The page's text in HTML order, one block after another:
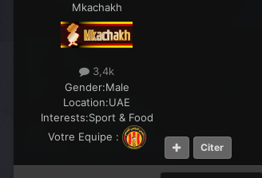
Mkachakh
3,4k
Gender:Male
Location:UAE
Interests:Sport & Food
Votre Equipe :
Citer